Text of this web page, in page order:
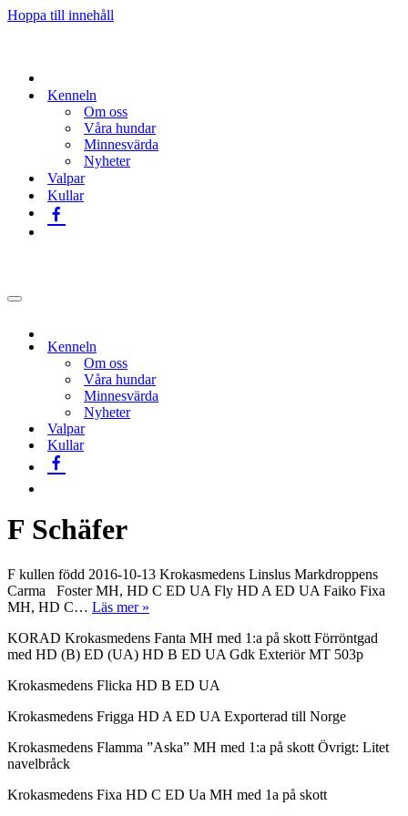
Hoppa till innehåll
Kenneln
Om oss
Våra hundar
Minnesvärda
Nyheter
Valpar
Kullar
Navigeringsmeny
Kenneln
Om oss
Våra hundar
Minnesvärda
Nyheter
Valpar
Kullar
F Schäfer
F kullen född 2016-10-13 Krokasmedens Linslus Markdroppens
Carma Foster MH, HD C ED UA Fly HD A ED UA Faiko Fixa
MH, HD C… Läs mer »
KORAD Krokasmedens Fanta MH med 1:a på skott Förröntgad
med HD (B) ED (UA) HD B ED UA Gdk Exteriör MT 503p
Krokasmedens Flicka HD B ED UA
Krokasmedens Frigga HD A ED UA Exporterad till Norge
Krokasmedens Flamma ”Aska” MH med 1:a på skott Övrigt: Litet
navelbråck
Krokasmedens Fixa HD C ED Ua MH med 1a på skott